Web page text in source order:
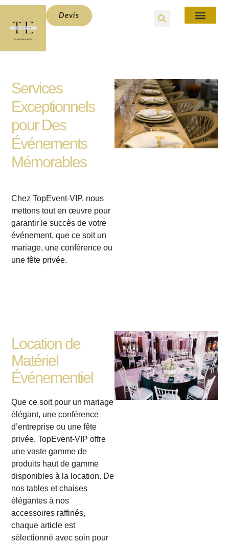
Devis
Services
Exceptionnels
pour Des
Événements
Mémorables
Chez TopEvent-VIP, nous
mettons tout en œuvre pour
garantir le succès de votre
événement, que ce soit un
mariage, une conférence ou
une fête privée.
Location de
Matériel
Événementiel
Que ce soit pour un mariage
élégant, une conférence
d’entreprise ou une fête
privée, TopEvent-VIP offre
une vaste gamme de
produits haut de gamme
disponibles à la location. De
nos tables et chaises
élégantes à nos
accessoires raffinés,
chaque article est
sélectionné avec soin pour